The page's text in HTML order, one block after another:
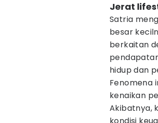
Jerat
Satria
besar
berkaitan
hidup dan
Fenomena
kenaikan
Akibatnya,